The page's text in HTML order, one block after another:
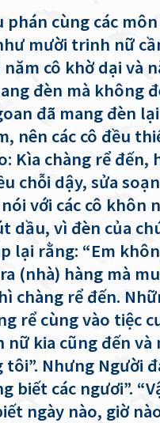
phán cùng các
mười trinh nữ
năm cô khờ dại và
đèn mà không
đã mang đèn
nên các cô đều
Kìa chàng rể đến,
chỗi dậy, sửa
với các cô khôn
dầu, vì đèn của
lại rằng: “Em
(nhà) hàng mà
chàng rể đến.
rể cùng vào tiệc
nữ kia cũng đến và
tôi”. Nhưng Người
biết các ngươi”.
ngày nào, giờ